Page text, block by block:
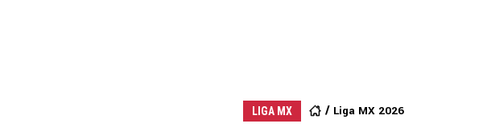
LIGA MX Liga MX 2026